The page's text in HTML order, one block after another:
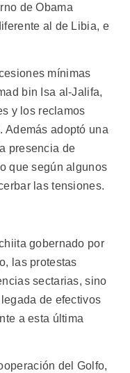
de Obama
al de Libia, e
mínimas
bin Isa al-Jalifa,
y los reclamos
Además adoptó una
presencia de
que según algunos
las tensiones.
gobernado por
las protestas
sectarias, sino
de efectivos
a esta última
del Golfo,